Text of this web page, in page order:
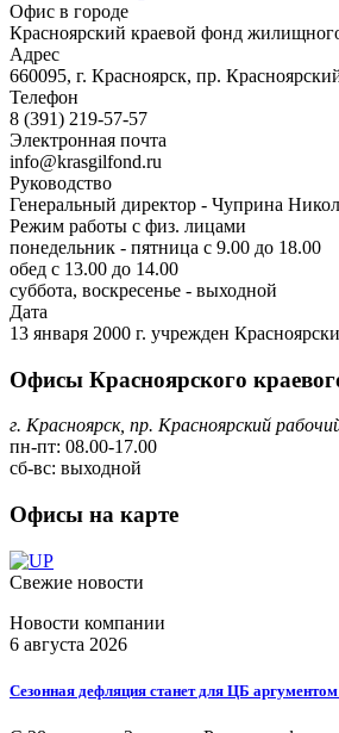
Офис в городе
Красноярский краевой фонд жилищного
Адрес
660095, г. Красноярск, пр.
Телефон
8 (391) 219-57-57
Электронная почта
info@krasgilfond.ru
Руководство
Генеральный директор - Чуприна
Режим работы с физ. лицами
понедельник - пятница с 9.00 до 18.00
обед с 13.00 до 14.00
суббота, воскресенье - выходной
Дата
13 января 2000 г. учрежден
Офисы Красноярского
г. Красноярск, пр. Красноярский
пн-пт: 08.00-17.00
сб-вс: выходной
Офисы на карте
Свежие новости
Новости компании
6 августа 2026
Сезонная дефляция станет для ЦБ